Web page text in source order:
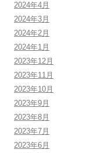
2024年4月
2024年3月
2024年2月
2024年1月
2023年12月
2023年11月
2023年10月
2023年9月
2023年8月
2023年7月
2023年6月